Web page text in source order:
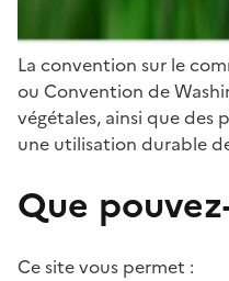
La convention sur le
ou Convention de
végétales, ainsi que des
une utilisation durable
Que
Ce site vous permet :